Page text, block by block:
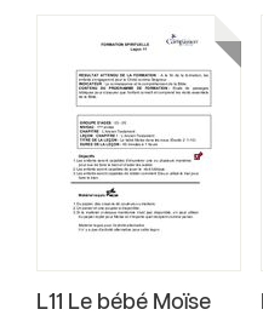
L11 Le bébé Moïse